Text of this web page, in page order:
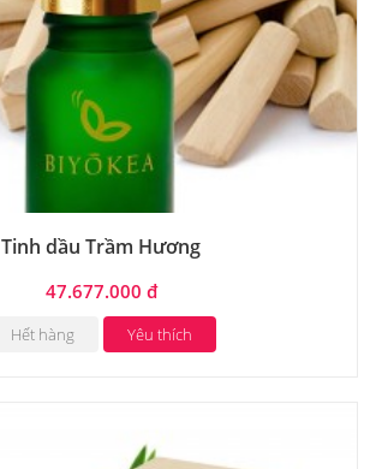
Tinh dầu Trầm Hương
47.677.000 đ
Hết hàng Yêu thích